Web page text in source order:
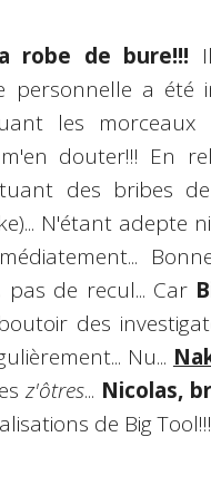
robe de bure!!!
personnelle a été
les
douter!!! En
des bribes
N'étant adepte
de recul... Car
des
Nu...
z'ôtres... Nicolas,
de Big Tool!!!